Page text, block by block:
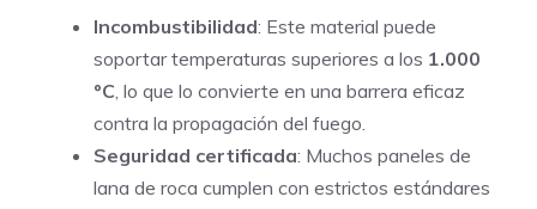
Incombustibilidad: Este material puede
soportar temperaturas superiores a los 1.000
ºC , lo que lo convierte en una barrera eficaz
contra la propagación del fuego.
Seguridad certificada: Muchos paneles de
lana de roca cumplen con estrictos estándares